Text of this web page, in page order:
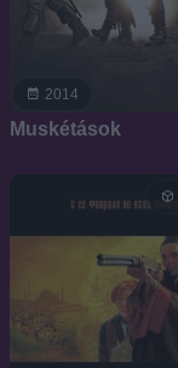
2014
Muskétások